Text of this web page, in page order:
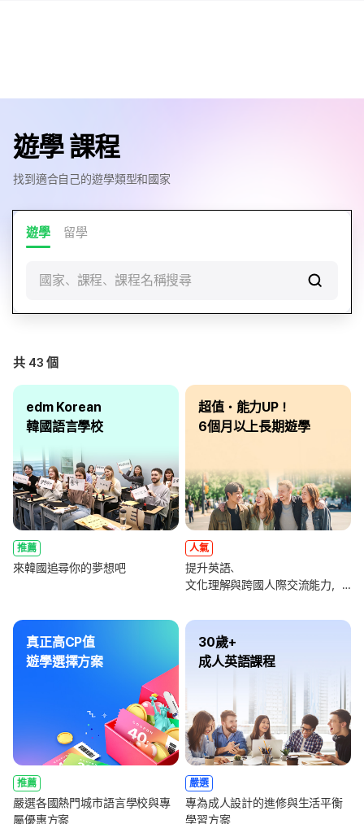
遊學 課程
找到適合自己的遊學類型和國家
遊學 留學
國家、課程、課程名稱搜尋
共 43 個
edm Korean
韓國語言學校
推薦
來韓國追尋你的夢想吧
超值・能力UP！
6個月以上長期遊學
人氣
提升英語、
文化理解與跨國人際交流能力，
真正高CP值
遊學選擇方案
推薦
嚴選各國熱門城市語言學校與專
屬優惠方案
30歲+
成人英語課程
嚴選
專為成人設計的進修與生活平衡
學習方案